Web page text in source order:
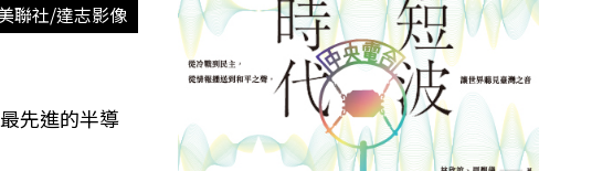
聯社/達志影像
先進的半導